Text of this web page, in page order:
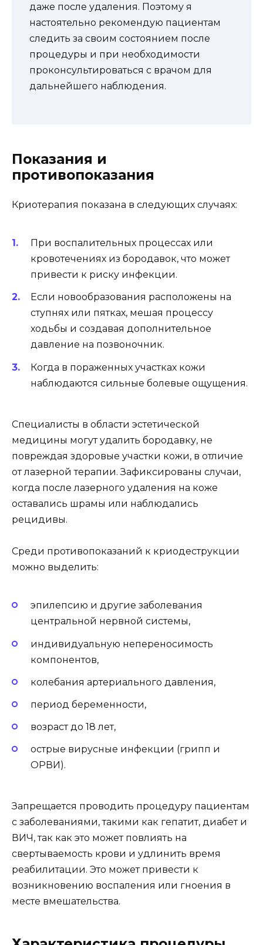
даже после удаления. Поэтому я
настоятельно рекомендую пациентам
следить за своим состоянием после
процедуры и при необходимости
проконсультироваться с врачом для
дальнейшего наблюдения.
Показания и
противопоказания
Криотерапия показана в следующих случаях:
При воспалительных процессах или
кровотечениях из бородавок, что может
привести к риску инфекции.
Если новообразования расположены на
ступнях или пятках, мешая процессу
ходьбы и создавая дополнительное
давление на позвоночник.
Когда в пораженных участках кожи
наблюдаются сильные болевые ощущения.
Специалисты в области эстетической
медицины могут удалить бородавку, не
повреждая здоровые участки кожи, в отличие
от лазерной терапии. Зафиксированы случаи,
когда после лазерного удаления на коже
оставались шрамы или наблюдались
рецидивы.
Среди противопоказаний к криодеструкции
можно выделить:
эпилепсию и другие заболевания
центральной нервной системы,
индивидуальную непереносимость
компонентов,
колебания артериального давления,
период беременности,
возраст до 18 лет,
острые вирусные инфекции (грипп и
ОРВИ).
Запрещается проводить процедуру пациентам
с заболеваниями, такими как гепатит, диабет и
ВИЧ, так как это может повлиять на
свертываемость крови и удлинить время
реабилитации. Это может привести к
возникновению воспаления или гноения в
месте вмешательства.